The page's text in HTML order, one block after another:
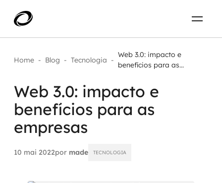
Aplicar IA com impacto real
AI / Machine Learning
IA Generativa
Projetos
Home - Blog - Tecnologia -
Web 3.0: impacto e
benefícios para as...
Web 3.0: impacto e
benefícios para as
empresas
10 mai 2022por made TECNOLOGIA